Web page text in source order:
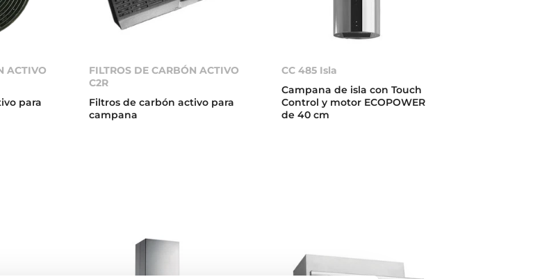
ACTIVO
para
FILTROS DE CARBÓN ACTIVO
C2R
Filtros de carbón activo para
campana
CC 485 Isla
Campana de isla con Touch
Control y motor ECOPOWER
de 40 cm